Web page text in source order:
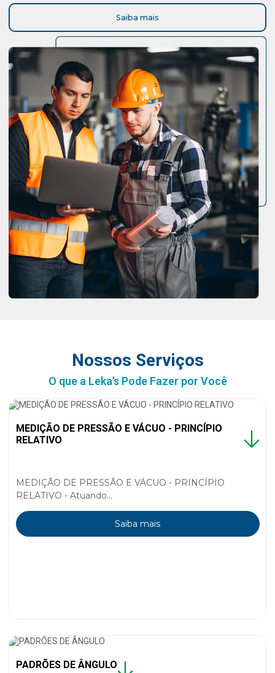
Saiba mais
Nossos Serviços
O que a Leka’s Pode Fazer por Você
MEDIÇÃO DE PRESSÃO E VÁCUO - PRINCÍPIO
RELATIVO
MEDIÇÃO DE PRESSÃO E VÁCUO - PRINCÍPIO
RELATIVO - Atuando...
Saiba mais
PADRÕES DE ÂNGULO